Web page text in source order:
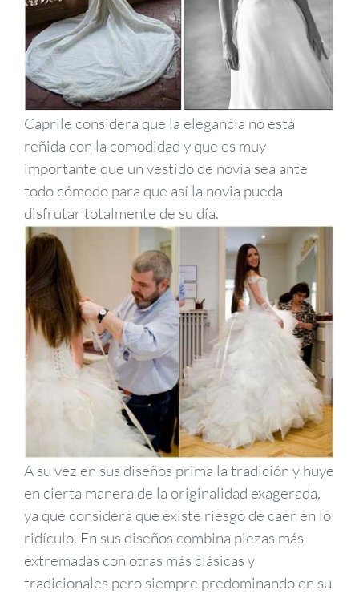
Caprile considera que la elegancia no está
reñida con la comodidad y que es muy
importante que un vestido de novia sea ante
todo cómodo para que así la novia pueda
disfrutar totalmente de su día.
A su vez en sus diseños prima la tradición y huye
en cierta manera de la originalidad exagerada,
ya que considera que existe riesgo de caer en lo
ridículo. En sus diseños combina piezas más
extremadas con otras más clásicas y
tradicionales pero siempre predominando en su